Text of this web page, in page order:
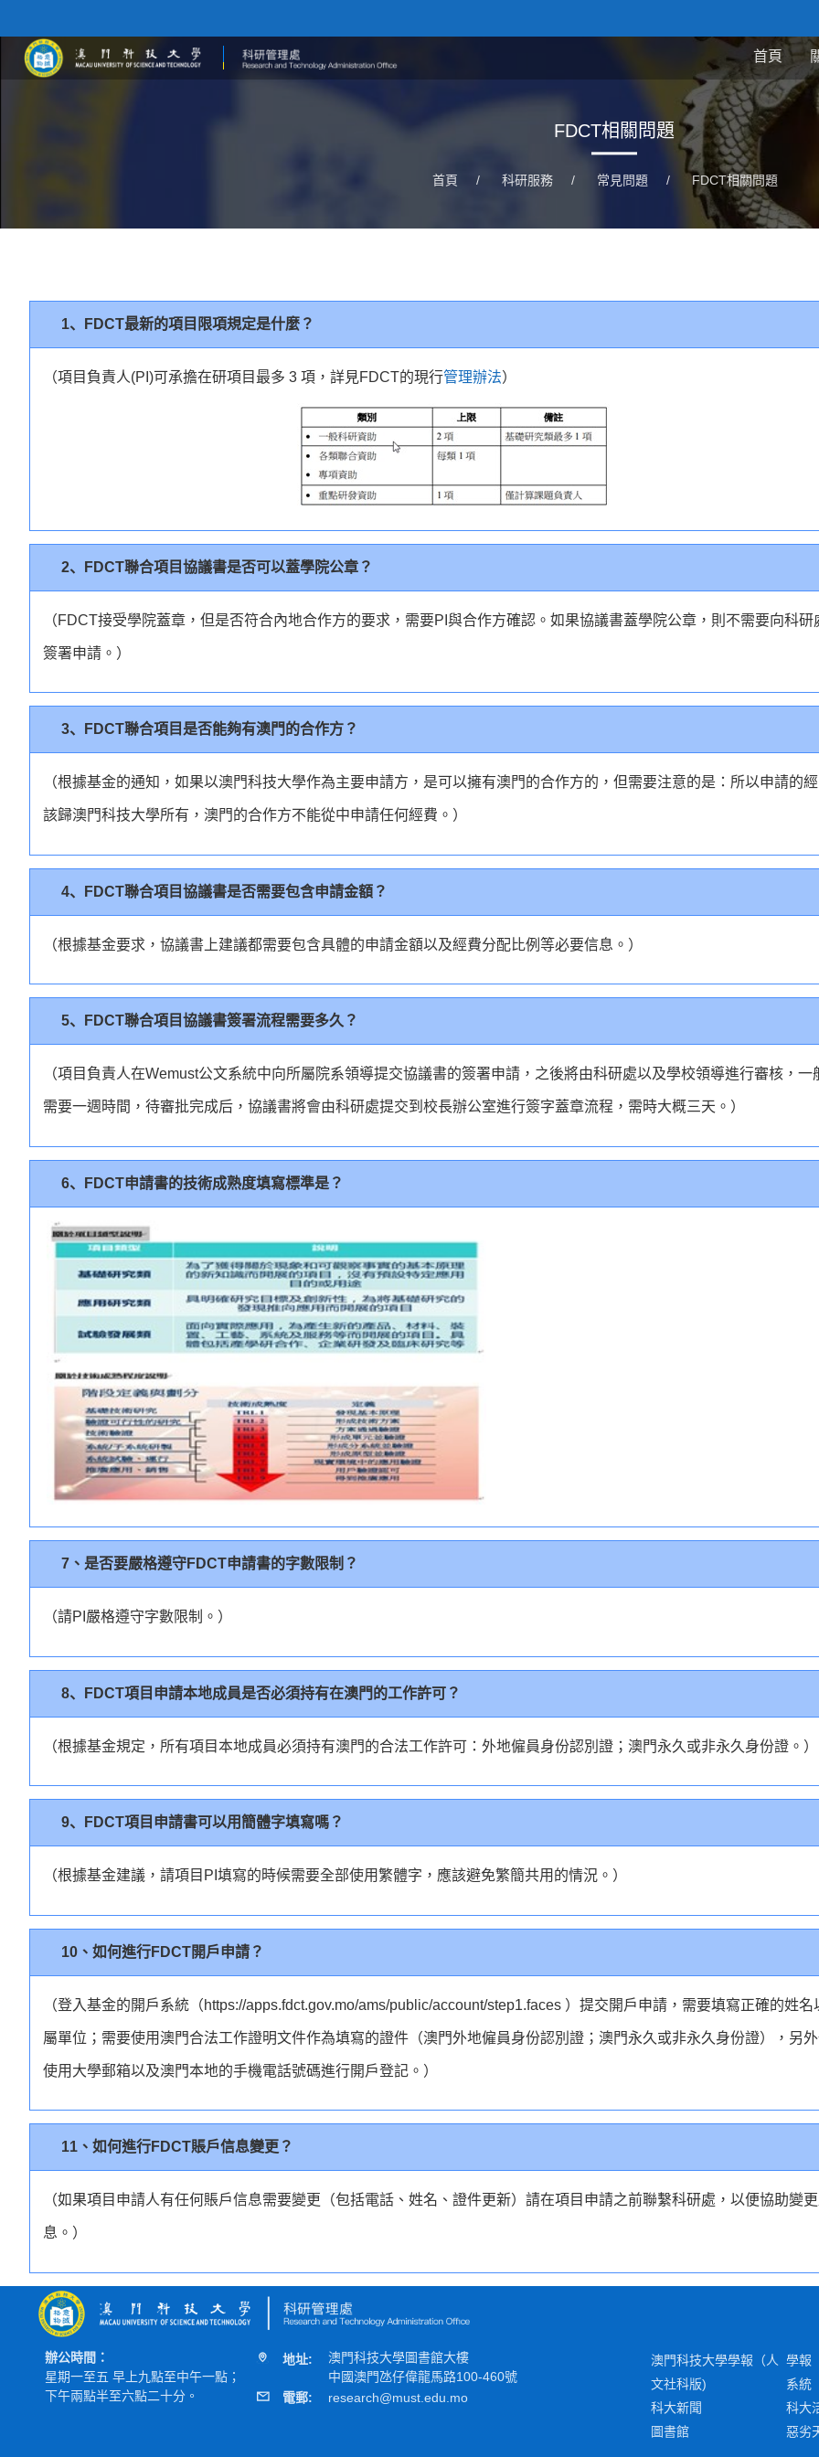
首頁
FDCT相關問題
首頁 / 科研服務 / 常見問題 / FDCT相關問題
1、FDCT最新的項目限項規定是什麼？
（項目負責人(PI)可承擔在研項目最多 3 項，詳見FDCT的現行管理辦法）
2、FDCT聯合項目協議書是否可以蓋學院公章？
（FDCT接受學院蓋章，但是否符合內地合作方的要求，需要PI與合作方確認。如果協議書蓋學院公章，則不需要向科研
簽署申請。）
3、FDCT聯合項目是否能夠有澳門的合作方？
（根據基金的通知，如果以澳門科技大學作為主要申請方，是可以擁有澳門的合作方的，但需要注意的是：所以申請的
該歸澳門科技大學所有，澳門的合作方不能從中申請任何經費。）
4、FDCT聯合項目協議書是否需要包含申請金額？
（根據基金要求，協議書上建議都需要包含具體的申請金額以及經費分配比例等必要信息。）
5、FDCT聯合項目協議書簽署流程需要多久？
（項目負責人在Wemust公文系統中向所屬院系領導提交協議書的簽署申請，之後將由科研處以及學校領導進行審核，一
需要一週時間，待審批完成后，協議書將會由科研處提交到校長辦公室進行簽字蓋章流程，需時大概三天。）
6、FDCT申請書的技術成熟度填寫標準是？
7、是否要嚴格遵守FDCT申請書的字數限制？
（請PI嚴格遵守字數限制。）
8、FDCT項目申請本地成員是否必須持有在澳門的工作許可？
（根據基金規定，所有項目本地成員必須持有澳門的合法工作許可：外地僱員身份認別證；澳門永久或非永久身份證。）
9、FDCT項目申請書可以用簡體字填寫嗎？
（根據基金建議，請項目PI填寫的時候需要全部使用繁體字，應該避免繁簡共用的情況。）
10、如何進行FDCT開戶申請？
（登入基金的開戶系統（https://apps.fdct.gov.mo/ams/public/account/step1.faces ）提交開戶申請，需要填寫正確的姓名
屬單位；需要使用澳門合法工作證明文件作為填寫的證件（澳門外地僱員身份認別證；澳門永久或非永久身份證），另
使用大學郵箱以及澳門本地的手機電話號碼進行開戶登記。）
11、如何進行FDCT賬戶信息變更？
（如果項目申請人有任何賬戶信息需要變更（包括電話、姓名、證件更新）請在項目申請之前聯繫科研處，以便協助變
息。）
辦公時間：
星期一至五 早上九點至中午一點；
下午兩點半至六點二十分。
地址:
澳門科技大學圖書館大樓
中國澳門氹仔偉龍馬路100-460號
電郵:
research@must.edu.mo
澳門科技大學學報（人
文社科版)
學報
系統
科大新聞
科大
圖書館
惡劣